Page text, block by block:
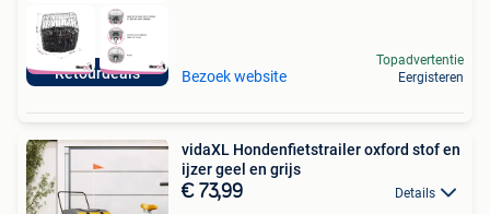
Retourdeals Bezoek website
Topadvertentie
Eergisteren
vidaXL Hondenfietstrailer oxford stof en
ijzer geel en grijs
€ 73,99 Details